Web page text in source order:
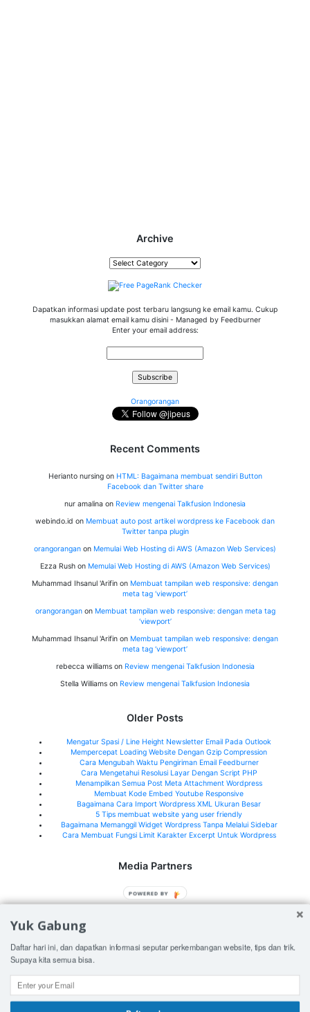
Archive
Archive
Dapatkan informasi update post terbaru langsung ke email kamu. Cukup
masukkan alamat email kamu disini - Managed by Feedburner
Enter your email address:
Orangorangan
Recent Comments
Herianto nursingon HTML: Bagaimana membuat sendiri Button
Facebook dan Twitter share
nur amalina on Review mengenai Talkfusion Indonesia
webindo.id on Membuat auto post artikel wordpress ke Facebook dan
Twitter tanpa plugin
orangorangan on Memulai Web Hosting di AWS (Amazon Web Services)
Ezza Rushon Memulai Web Hosting di AWS (Amazon Web Services)
Muhammad Ihsanul 'Arifin on Membuat tampilan web responsive: dengan
meta tag ‘viewport’
orangoranganon Membuat tampilan web responsive: dengan meta tag
‘viewport’
Muhammad Ihsanul 'Arifin on Membuat tampilan web responsive: dengan
meta tag ‘viewport’
rebecca williamson Review mengenai Talkfusion Indonesia
Stella Williams on Review mengenai Talkfusion Indonesia
Older Posts
Mengatur Spasi / Line Height Newsletter Email Pada Outlook
Mempercepat Loading Website Dengan Gzip Compression
Cara Mengubah Waktu Pengiriman Email Feedburner
Cara Mengetahui Resolusi Layar Dengan Script PHP
Menampilkan Semua Post Meta Attachment Wordpress
Membuat Kode Embed Youtube Responsive
Bagaimana Cara Import Wordpress XML Ukuran Besar
5 Tips membuat website yang user friendly
Bagaimana Memanggil Widget Wordpress Tanpa Melalui Sidebar
Cara Membuat Fungsi Limit Karakter Excerpt Untuk Wordpress
Media Partners
Jeffry.my.id
Yuk Gabung
Daftar hari ini, dan dapatkan informasi seputar perkembangan website, tips dan trik.
Supaya kita semua bisa.
POWERED BY